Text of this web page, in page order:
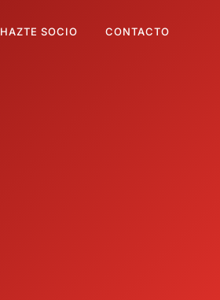
HAZTE SOCIO CONTACTO